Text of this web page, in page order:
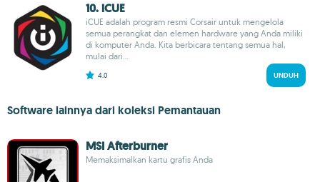
10. iCUE
iCUE adalah program resmi Corsair untuk mengelola
semua perangkat dan elemen hardware yang Anda miliki
di komputer Anda. Kita berbicara tentang semua hal,
mulai dari...
4.0 UNDUH
Software lainnya dari koleksi Pemantauan
MSI Afterburner
Memaksimalkan kartu grafis Anda